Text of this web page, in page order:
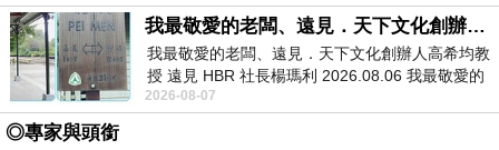
上一篇：人生中的無奈
我最敬愛的老闆、遠見．天下文化創辦人高希均教授
我最敬愛的老闆、遠見．天下文化創辦人高希均教
授 遠見 HBR 社長楊瑪利 2026.08.06 我最敬愛的
老闆、遠見．天下文化創辦人高希均教
2026-08-07
◎專家與頭銜